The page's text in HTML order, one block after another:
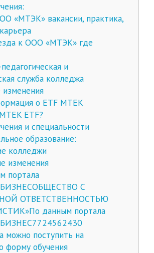
«МТЭК» вакансии, практика,
к ООО «МТЭК» где
и
служба колледжа
о ETF MTEK
ETF?
и специальности
образование:
колледжи
изменения
портала
С
ОТВЕТСТВЕННОСТЬЮ
данным портала
можно поступить на
форму обучения